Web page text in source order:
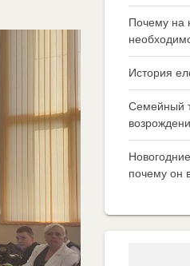
Почему на
История
Семейный
почему он